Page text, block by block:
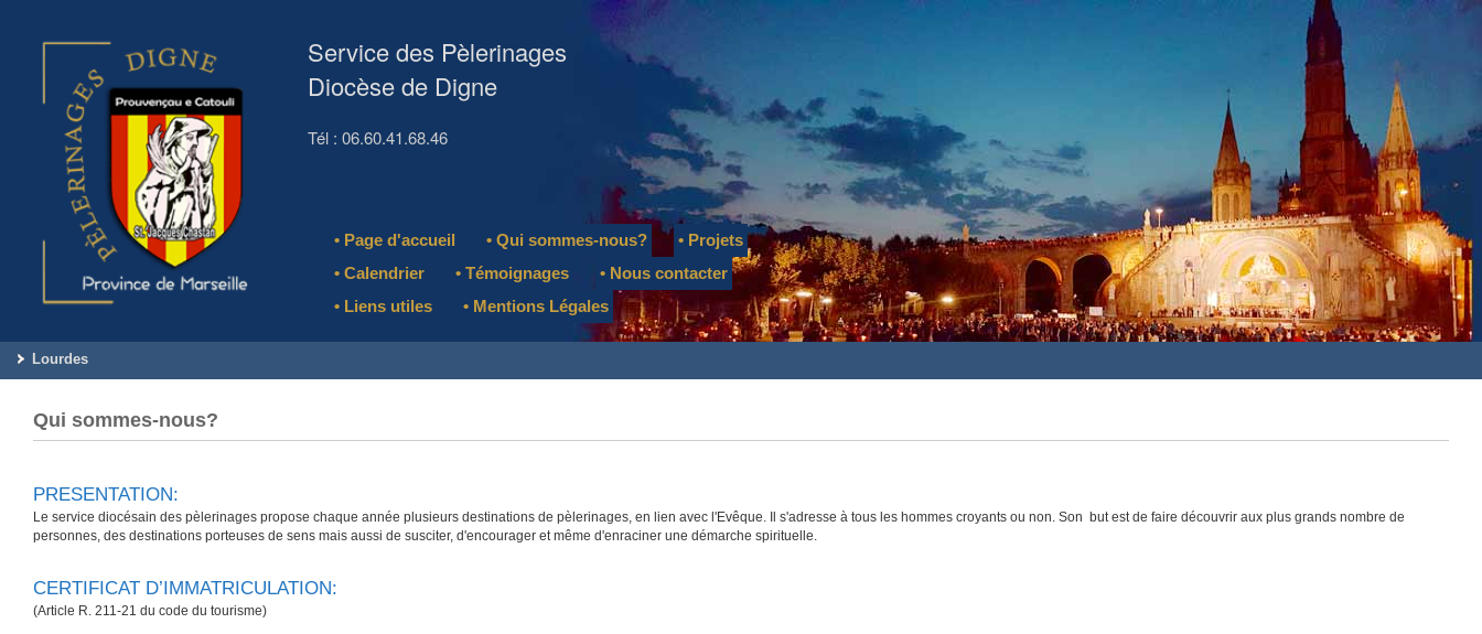
Service des Pèlerinages
Diocèse de Digne
Tél : 06.60.41.68.46
• Page d'accueil • Qui sommes-nous?
• Projets
• Calendrier
• Témoignages
• Nous contacter
• Liens utiles
• Mentions Légales
Lourdes
Qui sommes-nous?
PRESENTATION:
Le service diocésain des pèlerinages propose chaque année plusieurs destinations de pèlerinages, en lien avec l'Evêque. Il s'adresse à tous les hommes croyants ou non. Son but est de faire découvrir aux plus grands nombre de
personnes, des destinations porteuses de sens mais aussi de susciter, d'encourager et même d'enraciner une démarche spirituelle.
CERTIFICAT D’IMMATRICULATION:
(Article R. 211-21 du code du tourisme)